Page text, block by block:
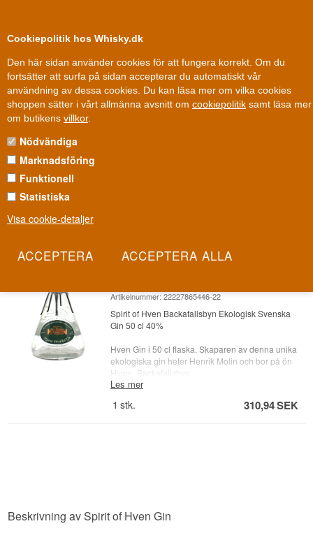
Cookiepolitik hos Whisky.dk
Den här sidan använder cookies för att fungera korrekt. Om du
fortsätter att surfa på sidan accepterar du automatiskt vår
användning av dessa cookies. Du kan läsa mer om vilka cookies
shoppen sätter i vårt allmänna avsnitt om cookiepolitik samt läsa mer
om butikens villkor.
Nödvändiga
Marknadsföring
Funktionell
Statistiska
Visa cookie-detaljer
Fri leverans Fri frakt vid 899 dkk
Gin»Gin varumärken
SPIRIT OF HVEN GIN
Spirit of Hven kommer från den lilla ön Hven i Öresund, där en före
detta partikelfysiker bytte laboratoriet mot ett destilleri. Det är gin
Les mer
Spirit of Hven Backafallsbyn
Artikelnummer: 22227865446-22
Spirit of Hven Backafallsbyn Ekologisk Svenska
Gin 50 cl 40%
Hven Gin i 50 cl flaska. Skaparen av denna unika
ekologiska gin heter Henrik Molin och bor på ön
Hven , Backafallsbyn
Land: Sverige
Les mer
1 stk. 310,94SEK
Beskrivning av Spirit of Hven Gin